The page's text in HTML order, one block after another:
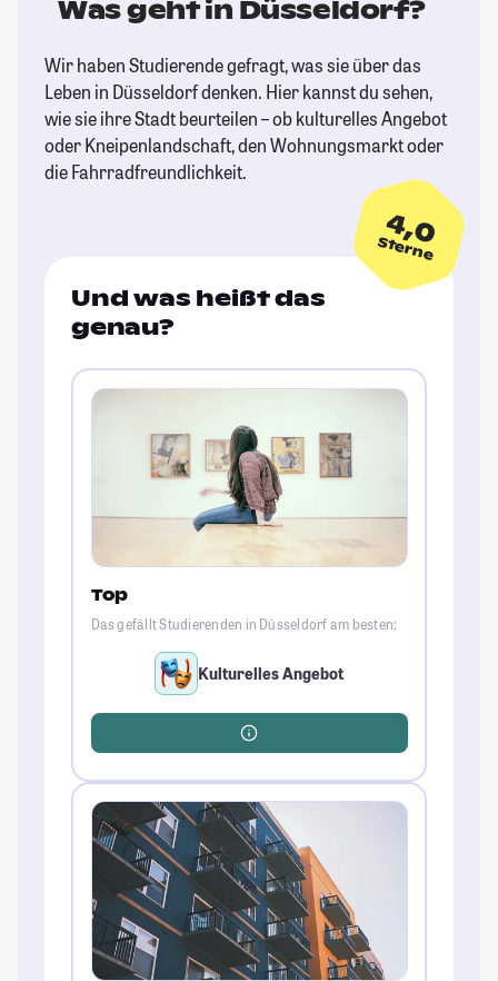
Was geht in Düsseldorf?
Wir haben Studierende gefragt, was sie über das
Leben in Düsseldorf denken. Hier kannst du sehen,
wie sie ihre Stadt beurteilen – ob kulturelles Angebot
oder Kneipenlandschaft, den Wohnungsmarkt oder
die Fahrradfreundlichkeit.
4,0
Sterne
Und was heißt das
genau?
Top
Das gefällt Studierenden in Düsseldorf am besten:
Kulturelles Angebot